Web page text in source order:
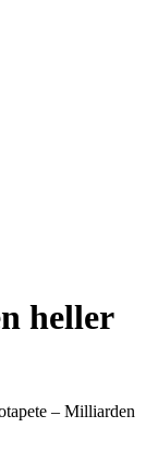
heller
– Milliarden